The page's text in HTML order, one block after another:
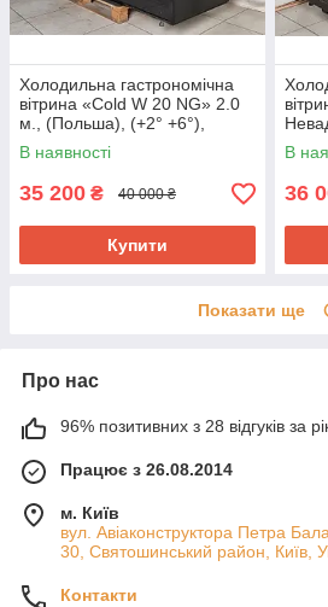
Холодильна гастрономічна
вітрина «Cold W 20 NG» 2.0
м., (Польша), (+2° +6°),
новий компрессор, Б/у
В наявності
35 200 ₴ 40 000 ₴
Купити
(-5°
В
36
Показати ще
Про нас
96% позитивних з 28 відгуків за
Працює з 26.08.2014
м. Київ
вул. Авіаконструктора Петра
30, Святошинський район, Київ,
Контакти